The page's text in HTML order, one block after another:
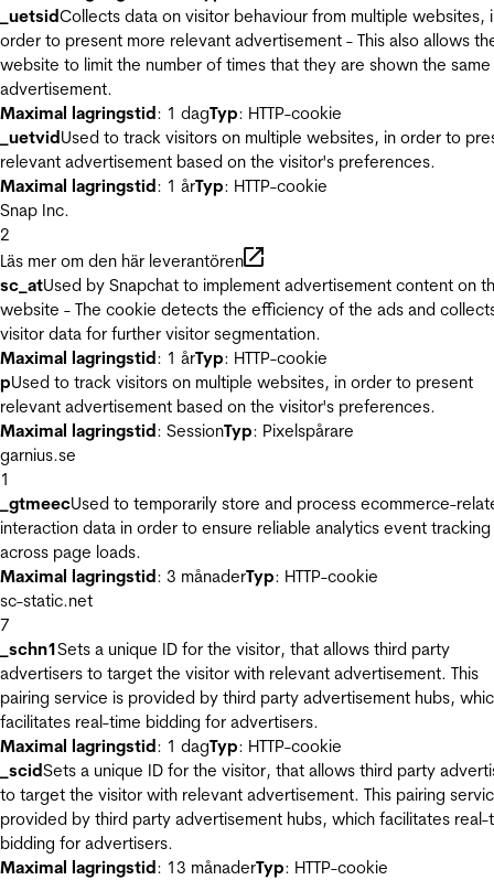
_uetsidCollects data on visitor behaviour from multiple websites,
order to present more relevant advertisement - This also allows
website to limit the number of times that they are shown the same
advertisement.
Maximal lagringstid: 1 dagTyp: HTTP-cookie
_uetvidUsed to track visitors on multiple websites, in order to
relevant advertisement based on the visitor's preferences.
Maximal lagringstid: 1 årTyp: HTTP-cookie
Snap Inc.
2
Läs mer om den här leverantören
sc_atUsed by Snapchat to implement advertisement content on
website - The cookie detects the efficiency of the ads and
visitor data for further visitor segmentation.
Maximal lagringstid: 1 årTyp: HTTP-cookie
pUsed to track visitors on multiple websites, in order to present
relevant advertisement based on the visitor's preferences.
Maximal lagringstid: SessionTyp: Pixelspårare
garnius.se
1
_gtmeecUsed to temporarily store and process ecommerce-
interaction data in order to ensure reliable analytics event tracking
across page loads.
Maximal lagringstid: 3 månaderTyp: HTTP-cookie
sc-static.net
7
_schn1Sets a unique ID for the visitor, that allows third party
advertisers to target the visitor with relevant advertisement. This
pairing service is provided by third party advertisement hubs,
facilitates real-time bidding for advertisers.
Maximal lagringstid: 1 dagTyp: HTTP-cookie
_scidSets a unique ID for the visitor, that allows third party
to target the visitor with relevant advertisement. This pairing
provided by third party advertisement hubs, which facilitates real-
bidding for advertisers.
Maximal lagringstid: 13 månaderTyp: HTTP-cookie